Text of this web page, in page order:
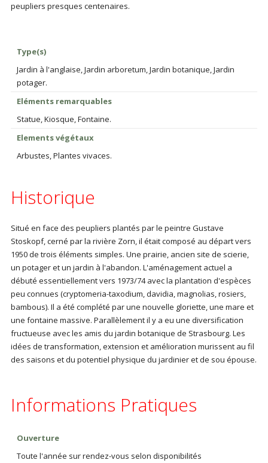
peupliers presques centenaires.
Type(s)
Jardin à l'anglaise, Jardin arboretum, Jardin botanique, Jardin
potager.
Eléments remarquables
Statue, Kiosque, Fontaine.
Elements végétaux
Arbustes, Plantes vivaces.
Historique
Situé en face des peupliers plantés par le peintre Gustave
Stoskopf, cerné par la rivière Zorn, il était composé au départ vers
1950 de trois éléments simples. Une prairie, ancien site de scierie,
un potager et un jardin à l'abandon. L'aménagement actuel a
débuté essentiellement vers 1973/74 avec la plantation d'espèces
peu connues (cryptomeria-taxodium, davidia, magnolias, rosiers,
bambous). Il a été complété par une nouvelle gloriette, une mare et
une fontaine massive. Parallèlement il y a eu une diversification
fructueuse avec les amis du jardin botanique de Strasbourg. Les
idées de transformation, extension et amélioration murissent au fil
des saisons et du potentiel physique du jardinier et de sou épouse.
Informations Pratiques
Ouverture
Toute l'année sur rendez-vous selon disponibilités